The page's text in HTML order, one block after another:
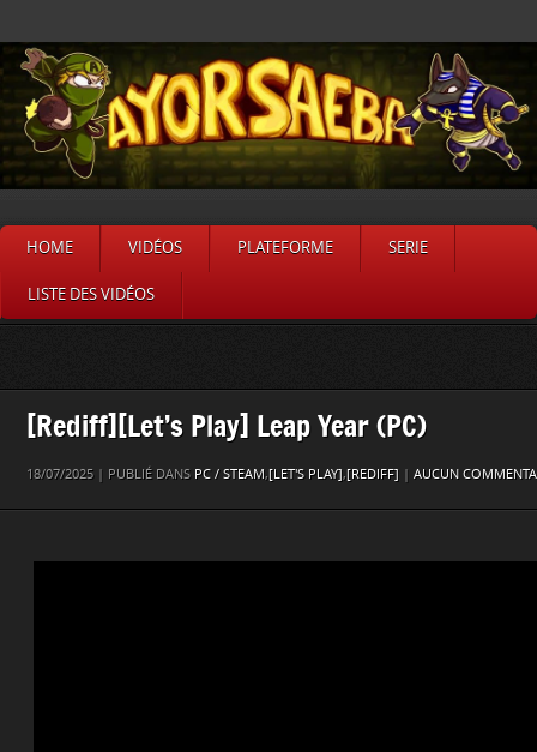
HOME VIDÉOS PLATEFORME SERIE
LISTE DES VIDÉOS
[Rediff][Let’s Play] Leap Year (PC)
18/07/2025 | PUBLIÉ DANS PC / STEAM,[LET'S PLAY],[REDIFF] AUCUN